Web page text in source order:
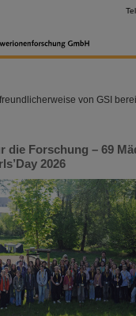
von GSI
die Forschung – 69
2026